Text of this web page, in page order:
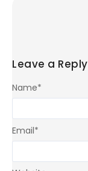
Leave a Reply
Name*
Email*